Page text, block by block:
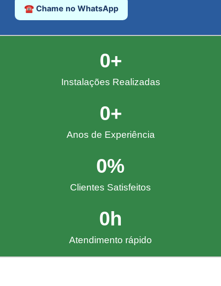
☎️ Chame no WhatsApp
Instalações Realizadas
0+
Anos de Experiência
0+
Clientes Satisfeitos
0%
Atendimento rápido
0 h